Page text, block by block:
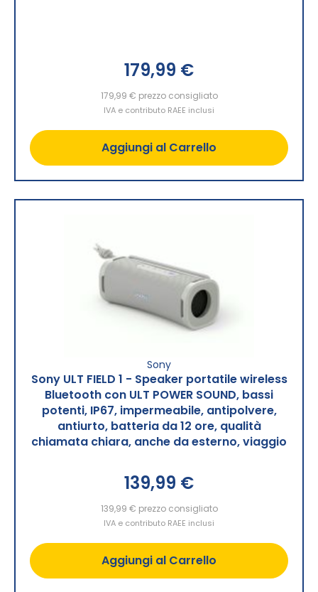
179,99 €
179,99 € prezzo consigliato
IVA e contributo RAEE inclusi
Aggiungi al Carrello
Sony
Sony ULT FIELD 1 - Speaker portatile wireless
Bluetooth con ULT POWER SOUND, bassi
potenti, IP67, impermeabile, antipolvere,
antiurto, batteria da 12 ore, qualità
chiamata chiara, anche da esterno, viaggio
139,99 €
139,99 € prezzo consigliato
IVA e contributo RAEE inclusi
Aggiungi al Carrello